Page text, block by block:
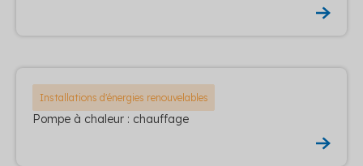
Installations d'énergies renouvelables
Pompe à chaleur : chauffage